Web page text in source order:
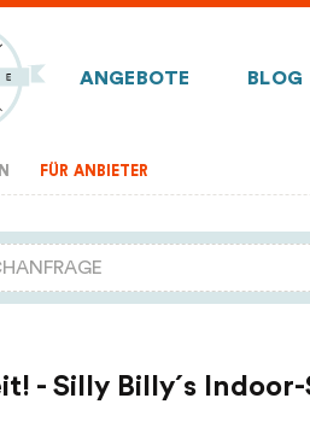
ANGEBOTE BLOG
FÜR ANBIETER
- Silly Billy´s